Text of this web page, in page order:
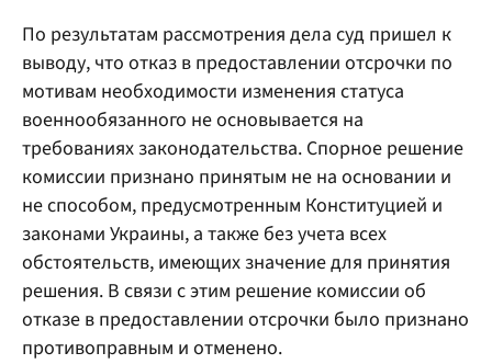
По результатам рассмотрения дела суд пришел к
выводу, что отказ в предоставлении отсрочки по
мотивам необходимости изменения статуса
военнообязанного не основывается на
требованиях законодательства. Спорное решение
комиссии признано принятым не на основании и
не способом, предусмотренным Конституцией и
законами Украины, а также без учета всех
обстоятельств, имеющих значение для принятия
решения. В связи с этим решение комиссии об
отказе в предоставлении отсрочки было признано
противоправным и отменено.